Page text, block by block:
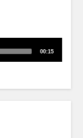
Gesamtlaufzeit
00:15